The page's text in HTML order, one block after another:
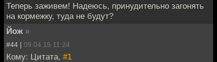
Теперь заживем! Надеюсь, принудительно загонять
на кормежку, туда не будут?
Йож »
#44 | 09.04.15 11:24
Кому: Цитата, #1